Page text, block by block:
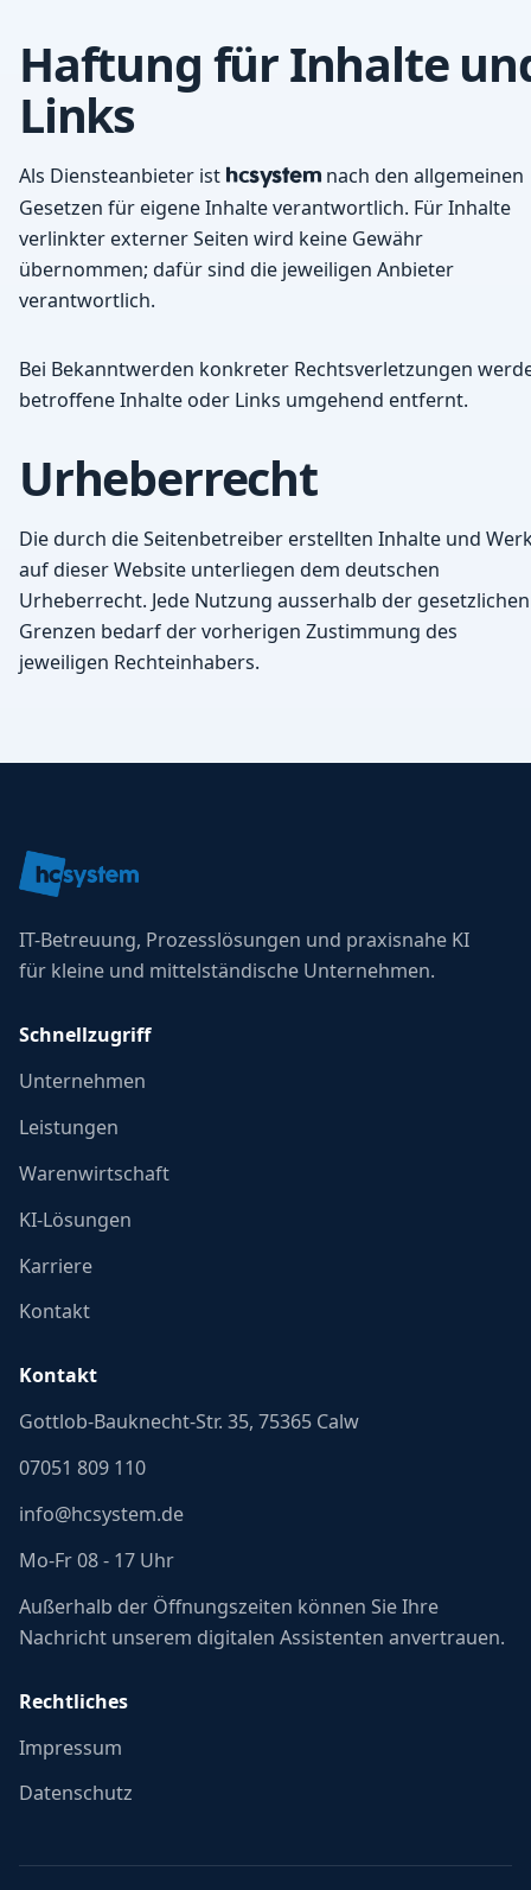
Haftung für Inhalte
Links
Als Diensteanbieter ist hcsystem nach den allgemeinen
Gesetzen für eigene Inhalte verantwortlich. Für Inhalte
verlinkter externer Seiten wird keine Gewähr
übernommen; dafür sind die jeweiligen Anbieter
verantwortlich.
Bei Bekanntwerden konkreter Rechtsverletzungen
betroffene Inhalte oder Links umgehend entfernt.
Urheberrecht
Die durch die Seitenbetreiber erstellten Inhalte und
auf dieser Website unterliegen dem deutschen
Urheberrecht. Jede Nutzung ausserhalb der gesetzlichen
Grenzen bedarf der vorherigen Zustimmung des
jeweiligen Rechteinhabers.
IT-Betreuung, Prozesslösungen und praxisnahe KI
für kleine und mittelständische Unternehmen.
Schnellzugriff
Unternehmen
Leistungen
Warenwirtschaft
KI-Lösungen
Karriere
Kontakt
Kontakt
Gottlob-Bauknecht-Str. 35, 75365 Calw
07051 809 110
info@hcsystem.de
Mo-Fr 08 - 17 Uhr
Außerhalb der Öffnungszeiten können Sie Ihre
Nachricht unserem digitalen Assistenten anvertrauen.
Rechtliches
Impressum
Datenschutz